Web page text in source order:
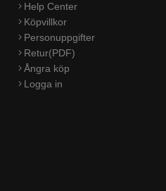
Help Center
Köpvillkor
Personuppgifter
Retur(PDF)
Ångra köp
Logga in